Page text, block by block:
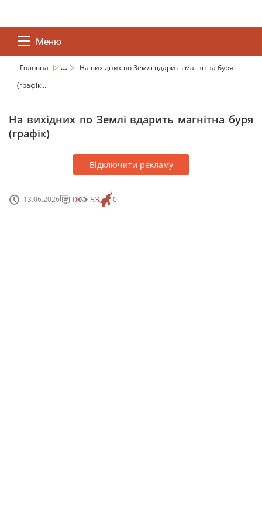
Меню
Головна ...
На вихідних по Землі вдарить магнітна буря
(графік...
На вихідних по Землі вдарить магнітна буря
(графік)
Відключити рекламу
13.06.2026 0
0 53